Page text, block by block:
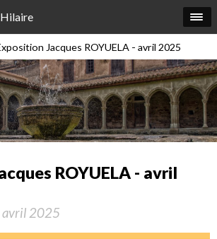
Jacques ROYUELA - avril 2025
ROYUELA - avril
avril 2025